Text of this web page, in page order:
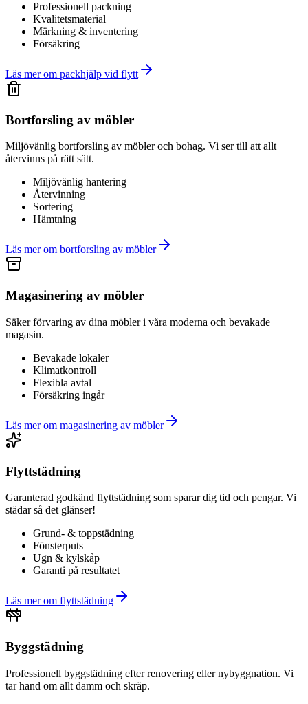
Professionell packning
Kvalitetsmaterial
Märkning & inventering
Försäkring
Läs mer om packhjälp vid flytt
Bortforsling av möbler
Miljövänlig bortforsling av möbler och bohag. Vi ser till att allt
återvinns på rätt sätt.
Miljövänlig hantering
Återvinning
Sortering
Hämtning
Läs mer om bortforsling av möbler
Magasinering av möbler
Säker förvaring av dina möbler i våra moderna och bevakade
magasin.
Bevakade lokaler
Klimatkontroll
Flexibla avtal
Försäkring ingår
Läs mer om magasinering av möbler
Flyttstädning
Garanterad godkänd flyttstädning som sparar dig tid och pengar. Vi
städar så det glänser!
Grund- & toppstädning
Fönsterputs
Ugn & kylskåp
Garanti på resultatet
Läs mer om flyttstädning
Byggstädning
Professionell byggstädning efter renovering eller nybyggnation. Vi
tar hand om allt damm och skräp.